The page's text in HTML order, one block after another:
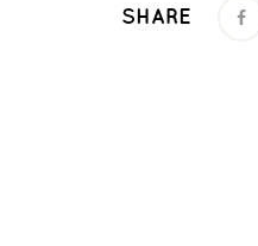
SHARE